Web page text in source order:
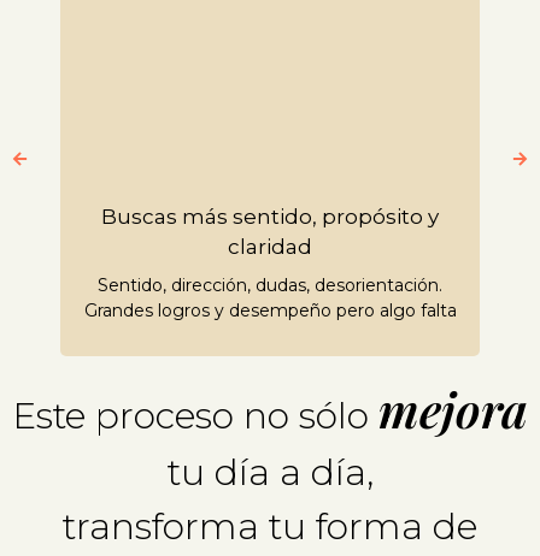
Buscas más sentido, propósito y
claridad
Sentido, dirección, dudas, desorientación.
Grandes logros y desempeño pero algo falta
Este proceso no sólo mejora
tu día a día,
transforma tu forma de